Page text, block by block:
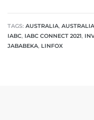
TAGS: AUSTRALIA,
IABC, IABC CONNECT 2021,
JABABEKA, LINFOX